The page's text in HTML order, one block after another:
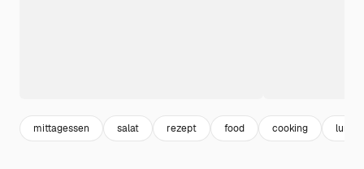
mittagessen salat rezept food cooking lunch